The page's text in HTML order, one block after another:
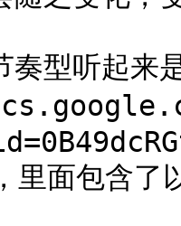
奏型听起来
面包含了